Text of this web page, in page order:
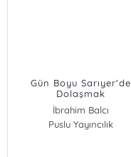
Gün Boyu Sarıyer'de
Dolaşmak
İbrahim Balcı
Puslu Yayıncılık